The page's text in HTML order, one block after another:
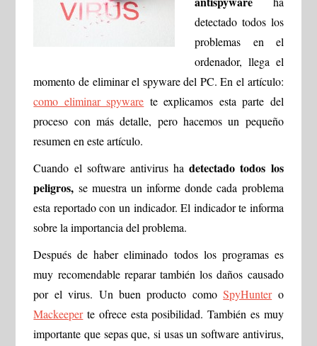
detectado todos los
problemas en el
ordenador, llega el
momento de eliminar el spyware del PC. En el artículo:
como eliminar spyware te explicamos esta parte del
proceso con más detalle, pero hacemos un pequeño
resumen en este artículo.
Cuando el software antivirus hadetectado todos los
peligros, se muestra un informe donde cada problema
esta reportado con un indicador. El indicador te informa
sobre la importancia del problema.
Después de haber eliminado todos los programas es
muy recomendable reparar también los daños causado
por el virus. Un buen producto comoSpyHunter o
Mackeeper te ofrece esta posibilidad. También es muy
importante que sepas que, si usas un software antivirus,